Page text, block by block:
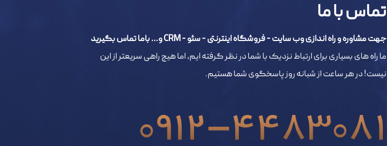
تماس با ما
جهت مشاوره و راه اندازی وب سایت - فروشگاه اینترنتی - سئو - CRM و... باما تماس بگیرید
ما راه های بسیاری برای ارتباط نزدیک با شما در نظر گرفته ایم، اما هیچ راهی سریعتر از این
نیست! در هر ساعت از شبانه روز پاسخگوی شما هستیم.
0912-4483081